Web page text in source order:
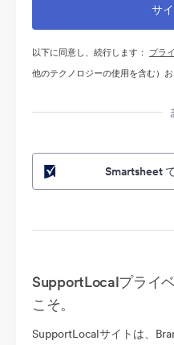
以下に同意し、続行します： プラ
他のテクノロジーの使用を含む）
Smartsheet
SupportLocalプライ
こそ。
SupportLocalサイトは、